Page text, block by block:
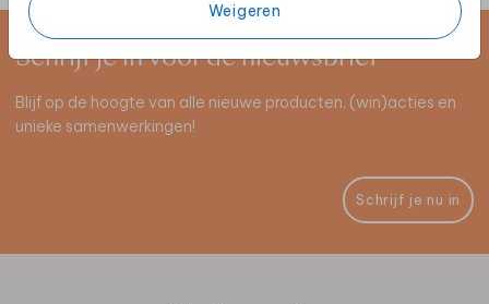
Weigeren
Schrijf je in voor de nieuwsbrief
Blijf op de hoogte van alle nieuwe producten, (win)acties en
unieke samenwerkingen!
Schrijf je nu in